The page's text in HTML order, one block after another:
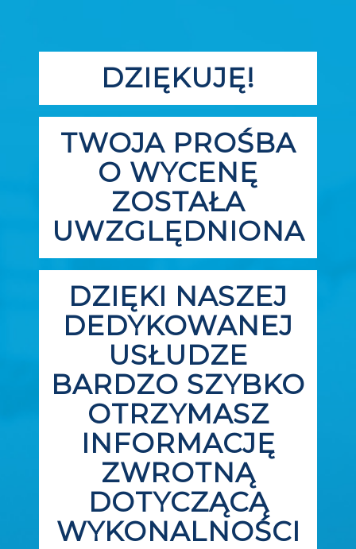
DZIĘKUJĘ!
TWOJA PROŚBA
O WYCENĘ
ZOSTAŁA
UWZGLĘDNIONA
DZIĘKI NASZEJ
DEDYKOWANEJ
USŁUDZE
BARDZO SZYBKO
OTRZYMASZ
INFORMACJĘ
ZWROTNĄ
DOTYCZĄCĄ
WYKONALNOŚCI